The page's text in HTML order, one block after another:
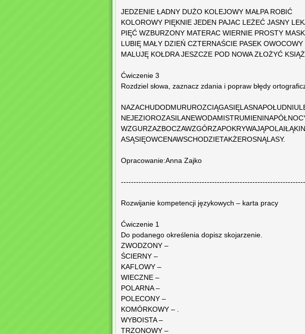
JEDZENIE ŁADNY DUŻO KOLEJOWY MAŁPA ROBIĆ
KOLOROWY PIĘKNIE JEDEN PAJAC LEŻEĆ JASNY
PIĘĆ WZBURZONY MATERAC WIERNIE PROSTY
LUBIĘ MAŁY DZIEŃ CZTERNAŚCIE PASEK OWOCOWY
MALUJĘ KOŁDRA JESZCZE POD NOWA ZŁOŻYĆ
Ćwiczenie 3
Rozdziel słowa, zaznacz zdania i popraw błędy
ASĄSIĘOWCENAWSCHODZIETAKŻEROSNĄLASY.
Opracowanie:Anna Zajko
Rozwijanie kompetencji językowych – karta pracy
Ćwiczenie 1
Do podanego określenia dopisz skojarzenie.
ZWODZONY –
ŚCIERNY –
KAFLOWY –
WIECZNE –
POLARNA –
POLECONY –
KOMÓRKOWY – .
WYBOISTA –
TRZONOWY –